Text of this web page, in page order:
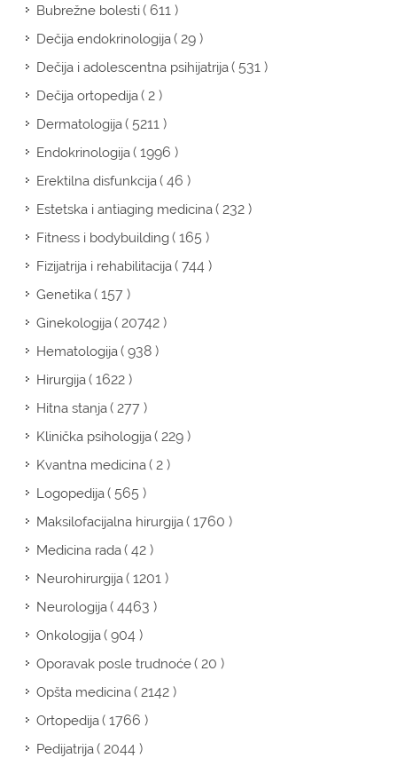
Bubrežne bolesti( 611 )
Dečija endokrinologija( 29 )
Dečija i adolescentna psihijatrija( 531 )
Dečija ortopedija( 2 )
Dermatologija( 5211 )
Endokrinologija( 1996 )
Erektilna disfunkcija( 46 )
Estetska i antiaging medicina( 232 )
Fitness i bodybuilding( 165 )
Fizijatrija i rehabilitacija( 744 )
Genetika( 157 )
Ginekologija( 20742 )
Hematologija( 938 )
Hirurgija( 1622 )
Hitna stanja( 277 )
Klinička psihologija( 229 )
Kvantna medicina( 2 )
Logopedija( 565 )
Maksilofacijalna hirurgija( 1760 )
Medicina rada( 42 )
Neurohirurgija( 1201 )
Neurologija( 4463 )
Onkologija( 904 )
Oporavak posle trudnoće( 20 )
Opšta medicina( 2142 )
Ortopedija( 1766 )
Pedijatrija( 2044 )